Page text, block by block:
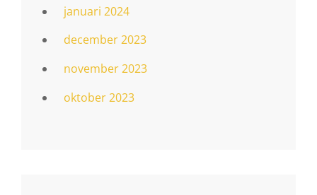
januari 2024
december 2023
november 2023
oktober 2023